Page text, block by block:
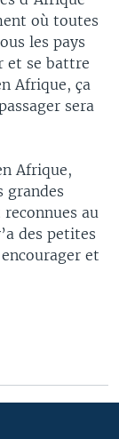
où toutes
les pays
et se battre
Afrique, ça
sera
Afrique,
grandes
au
des petites
et